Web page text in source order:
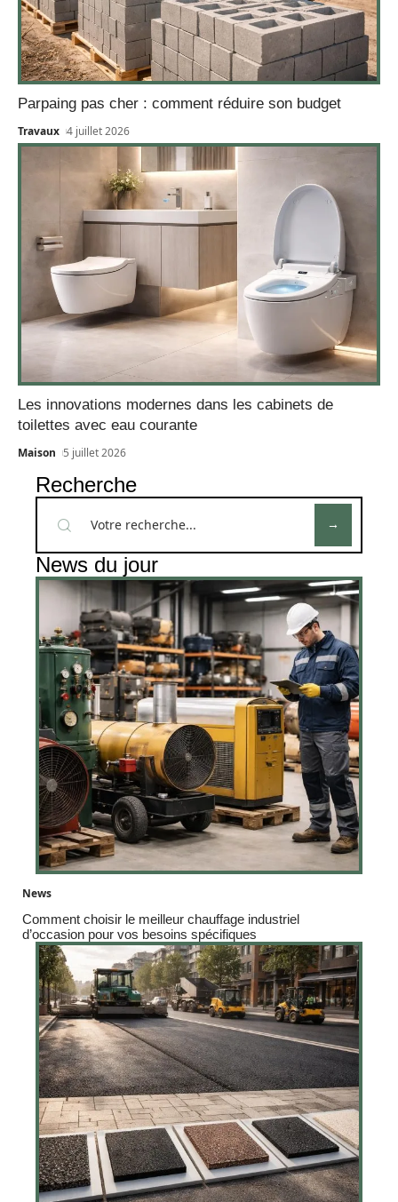
Parpaing pas cher : comment réduire son budget
Travaux 4 juillet 2026
Les innovations modernes dans les cabinets de
toilettes avec eau courante
Maison 5 juillet 2026
Recherche
News du jour
News
Comment choisir le meilleur chauffage industriel
d’occasion pour vos besoins spécifiques